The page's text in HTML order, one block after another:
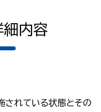
細内容
されている状態とその